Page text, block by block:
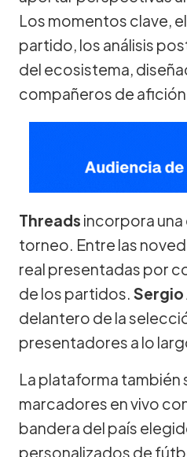
Los momentos clave,
partido, los análisis
del ecosistema,
compañeros de
Threads incorpora
torneo. Entre las
real presentadas por
de los partidos. Sergio
delantero de la
presentadores a lo
La plataforma también
marcadores en vivo
bandera del país
personalizados de